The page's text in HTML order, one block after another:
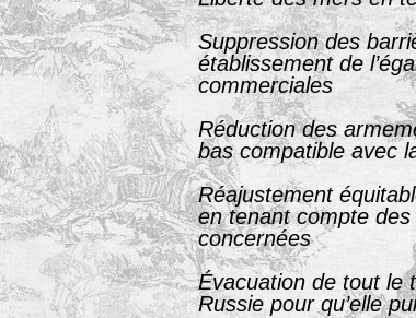
Suppression des
établissement de
commerciales
Réduction des
bas compatible avec
Réajustement
en tenant compte
concernées
Évacuation de tout le
Russie pour qu’elle